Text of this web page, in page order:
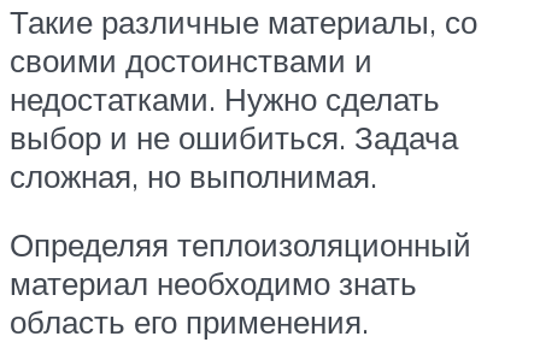
Такие различные материалы, со
своими достоинствами и
недостатками. Нужно сделать
выбор и не ошибиться. Задача
сложная, но выполнимая.
Определяя теплоизоляционный
материал необходимо знать
область его применения.